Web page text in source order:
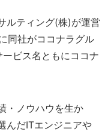
ルティング(株)が運営
同社がココナラグル
ビス名ともにココナ
・ノウハウを生か
んだITエンジニアや